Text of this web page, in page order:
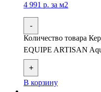
4 991 р. за м2
-
Количество товара
EQUIPE ARTISAN
+
В корзину